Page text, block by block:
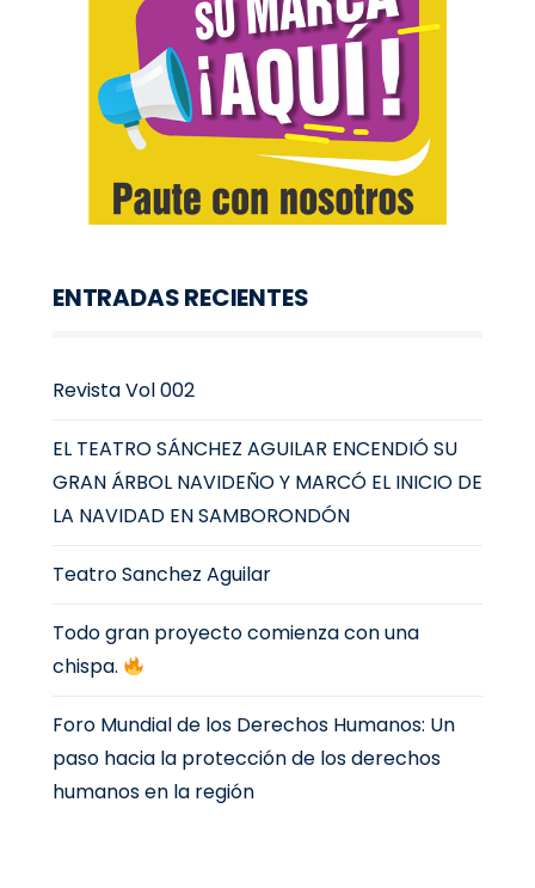
ENTRADAS RECIENTES
Revista Vol 002
EL TEATRO SÁNCHEZ AGUILAR ENCENDIÓ SU
GRAN ÁRBOL NAVIDEÑO Y MARCÓ EL INICIO DE
LA NAVIDAD EN SAMBORONDÓN
Teatro Sanchez Aguilar
Todo gran proyecto comienza con una
chispa.
Foro Mundial de los Derechos Humanos: Un
paso hacia la protección de los derechos
humanos en la región